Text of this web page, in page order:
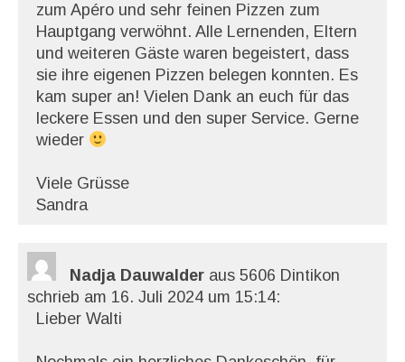
zum Apéro und sehr feinen Pizzen zum
Hauptgang verwöhnt. Alle Lernenden, Eltern
und weiteren Gäste waren begeistert, dass
sie ihre eigenen Pizzen belegen konnten. Es
kam super an! Vielen Dank an euch für das
leckere Essen und den super Service. Gerne
wieder
Viele Grüsse
Sandra
Nadja Dauwalder aus 5606 Dintikon
schrieb am 16. Juli 2024 um 15:14:
Lieber Walti